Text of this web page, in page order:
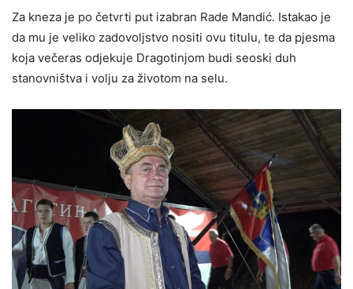
Za kneza je po četvrti put izabran Rade Mandić. Istakao je
da mu je veliko zadovoljstvo nositi ovu titulu, te da pjesma
koja večeras odjekuje Dragotinjom budi seoski duh
stanovništva i volju za životom na selu.